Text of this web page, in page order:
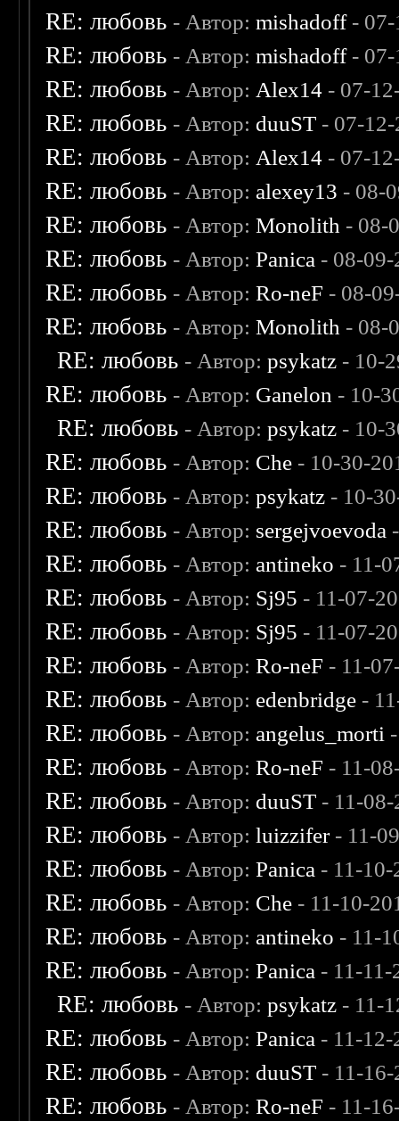
RE: любовь - Автор:mishadoff- 07-
RE: любовь - Автор:mishadoff- 07-
RE: любовь - Автор: Alex14 - 07-
RE: любовь - Автор: duuST - 07-
RE: любовь - Автор: Alex14 - 07-
RE: любовь - Автор: alexey13 - 08-
RE: любовь - Автор:Monolith - 08-
RE: любовь - Автор:Panica - 08-
RE: любовь - Автор:Ro-neF - 08-
RE: любовь - Автор:Monolith - 08-
RE: любовь - Автор:psykatz - 10-
RE: любовь - Автор: Ganelon - 10-
RE: любовь - Автор:psykatz - 10-
RE: любовь - Автор: Che - 10-30-
RE: любовь - Автор:psykatz - 10-
RE: любовь - Автор: sergejvoevoda
RE: любовь - Автор: antineko - 11-
RE: любовь - Автор: Sj95 - 11-07-
RE: любовь - Автор: Sj95 - 11-07-
RE: любовь - Автор:Ro-neF - 11-
RE: любовь - Автор: edenbridge -
RE: любовь - Автор: angelus_morti
RE: любовь - Автор:Ro-neF - 11-
RE: любовь - Автор: duuST - 11-
RE: любовь - Автор:luizzifer- 11-
RE: любовь - Автор:Panica - 11-
RE: любовь - Автор: Che - 11-10-
RE: любовь - Автор: antineko - 11-
RE: любовь - Автор:Panica - 11-
RE: любовь - Автор:psykatz - 11-
RE: любовь - Автор:Panica - 11-
RE: любовь - Автор: duuST - 11-
RE: любовь - Автор:Ro-neF - 11-